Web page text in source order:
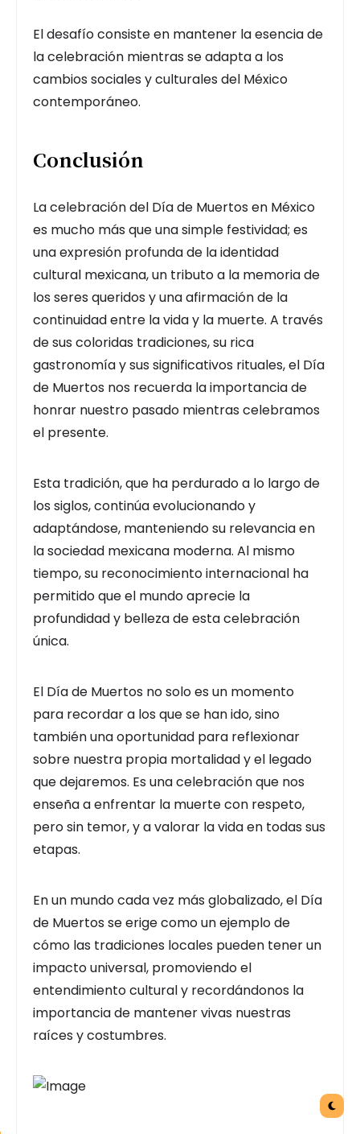
El desafío consiste en mantener la esencia de
la celebración mientras se adapta a los
cambios sociales y culturales del México
contemporáneo.
Conclusión
La celebración del Día de Muertos en México
es mucho más que una simple festividad; es
una expresión profunda de la identidad
cultural mexicana, un tributo a la memoria de
los seres queridos y una afirmación de la
continuidad entre la vida y la muerte. A través
de sus coloridas tradiciones, su rica
gastronomía y sus significativos rituales, el Día
de Muertos nos recuerda la importancia de
honrar nuestro pasado mientras celebramos
el presente.
Esta tradición, que ha perdurado a lo largo de
los siglos, continúa evolucionando y
adaptándose, manteniendo su relevancia en
la sociedad mexicana moderna. Al mismo
tiempo, su reconocimiento internacional ha
permitido que el mundo aprecie la
profundidad y belleza de esta celebración
única.
El Día de Muertos no solo es un momento
para recordar a los que se han ido, sino
también una oportunidad para reflexionar
sobre nuestra propia mortalidad y el legado
que dejaremos. Es una celebración que nos
enseña a enfrentar la muerte con respeto,
pero sin temor, y a valorar la vida en todas sus
etapas.
En un mundo cada vez más globalizado, el Día
de Muertos se erige como un ejemplo de
cómo las tradiciones locales pueden tener un
impacto universal, promoviendo el
entendimiento cultural y recordándonos la
importancia de mantener vivas nuestras
raíces y costumbres.